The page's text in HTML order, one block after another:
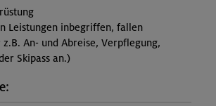
Leistungen inbegriffen, fallen
An- und Abreise, Verpflegung,
Skipass an.)